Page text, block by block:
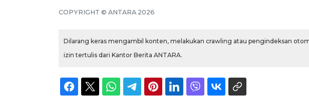
COPYRIGHT © ANTARA 2026
Dilarang keras mengambil konten, melakukan crawling atau pengindeksan
izin tertulis dari Kantor Berita ANTARA.